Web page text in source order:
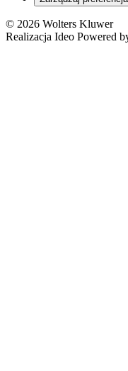
© 2026 Wolters Kluwer
Realizacja Ideo Powered